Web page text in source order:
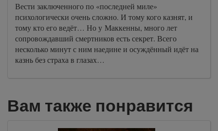
Вести заключенного по «последней миле»
психологически очень сложно. И тому кого казнят, и
тому кто его ведёт… Но у Маккенны, много лет
сопровождавший смертников есть секрет. Всего
несколько минут с ним наедине и осуждённый идёт на
казнь без страха в глазах…
Вам также понравится